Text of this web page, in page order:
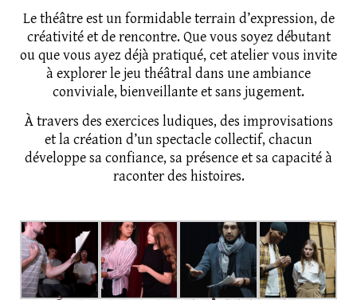
Le théâtre est un formidable terrain d’expression, de
créativité et de rencontre. Que vous soyez débutant
ou que vous ayez déjà pratiqué, cet atelier vous invite
à explorer le jeu théâtral dans une ambiance
conviviale, bienveillante et sans jugement.
À travers des exercices ludiques, des improvisations
et la création d’un spectacle collectif, chacun
développe sa confiance, sa présence et sa capacité à
raconter des histoires.